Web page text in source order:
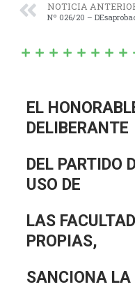
NOTICIA
EL
DELIBERANTE
DEL PARTIDO
USO DE
LAS
PROPIAS,
SANCIONA LA